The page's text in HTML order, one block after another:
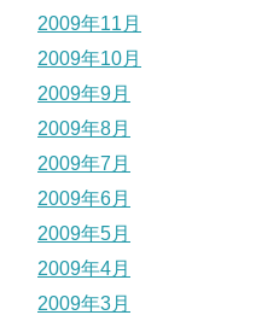
2009年11月
2009年10月
2009年9月
2009年8月
2009年7月
2009年6月
2009年5月
2009年4月
2009年3月